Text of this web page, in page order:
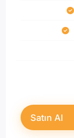
Satın Al